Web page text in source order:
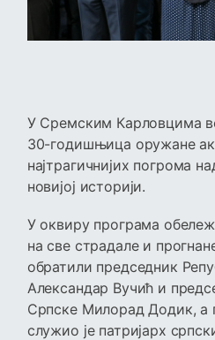
У Сремским Карловцима
30-годишњица оружане
најтрагичнијих погрома
новијој историји.
У оквиру програма
на све страдале и
обратили председник
Александар Вучић и
Српске Милорад Додик, а
служио је патријарх